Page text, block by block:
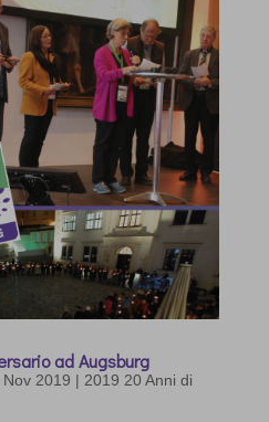
ad Augsburg
Nov 2019 | 2019 20 Anni di